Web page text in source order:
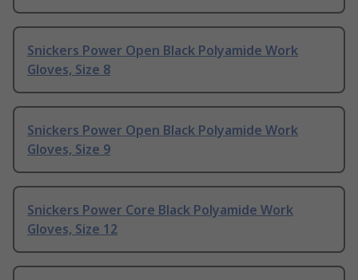
Snickers Power Open Black Polyamide Work
Gloves, Size 8
Snickers Power Open Black Polyamide Work
Gloves, Size 9
Snickers Power Core Black Polyamide Work
Gloves, Size 12